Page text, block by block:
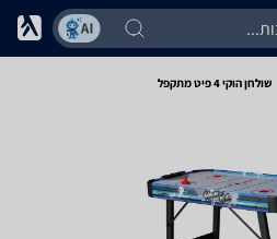
שולחן הוקי 4 פיט מתקפל